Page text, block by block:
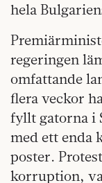
hela
regeringen
omfattande
flera veckor
fyllt gatorna i
med ett enda
poster.
korruption,